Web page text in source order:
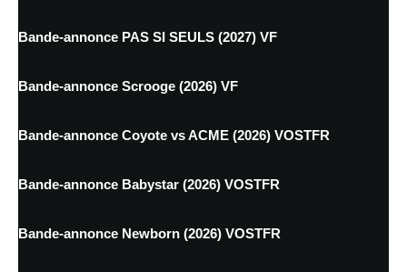
Bande-annonce PAS SI SEULS (2027) VF
Bande-annonce Scrooge (2026) VF
Bande-annonce Coyote vs ACME (2026) VOSTFR
Bande-annonce Babystar (2026) VOSTFR
Bande-annonce Newborn (2026) VOSTFR